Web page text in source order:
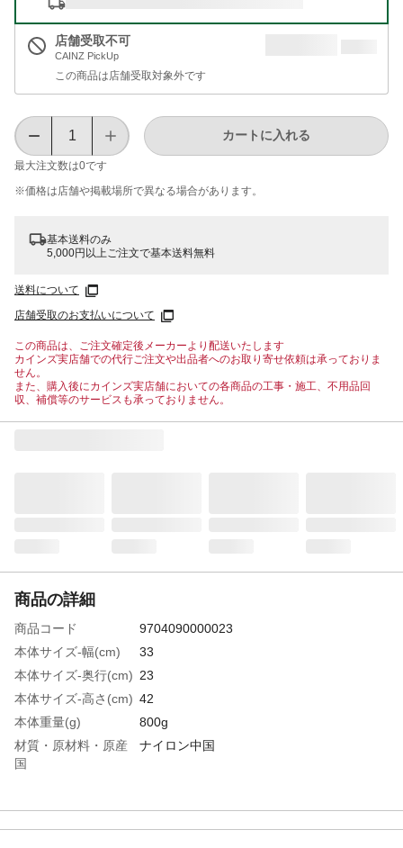
店舗受取不可
CAINZ PickUp
この商品は店舗受取対象外です
最大注文数は0です
カートに入れる
※価格は​店舗や​掲載場所で​異なる​場合が​あります。
基本送料のみ
5,000円以上ご注文で基本送料無料
送料について
店舗受取のお支払いについて
この商品は、ご注文確定後メーカーより配送いたします
カインズ実店舗での代行ご注文や出品者へのお取り寄せ依頼は承っておりま
せん。
また、購入後にカインズ実店舗においての各商品の工事・施工、不用品回
収、補償等のサービスも承っておりません。
商品の詳細
商品コード
9704090000023
本体サイズ-幅(cm)
33
本体サイズ-奥行(cm) 23
本体サイズ-高さ(cm) 42
本体重量(g)
800g
材質・原材料・原産
国
ナイロン中国